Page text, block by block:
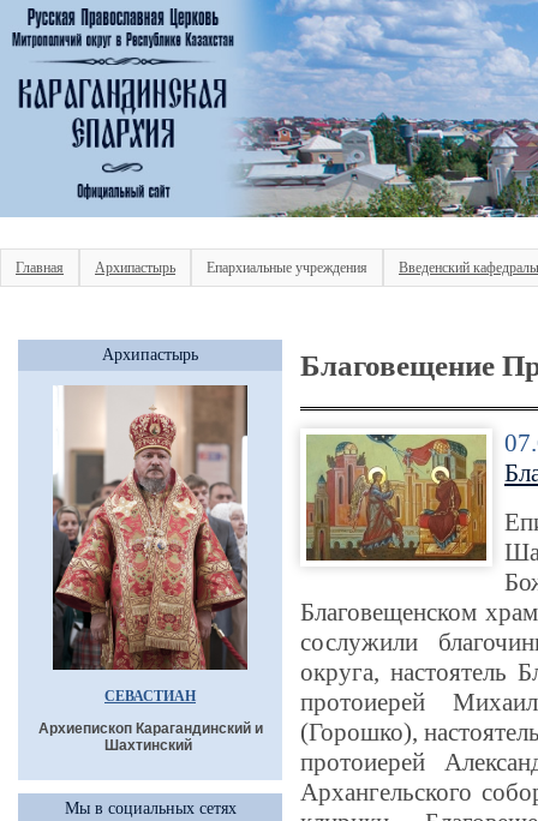
Главная Архипастырь Епархиальные учреждения Введенский
Архипастырь
СЕВАСТИАН
Архиепископ Карагандинский и
Шахтинский
Мы в социальных сетях
Благовещение
Благовещенском
сослужили
округа, настоятель
протоиерей
(Горошко),
протоиерей
Архангельского